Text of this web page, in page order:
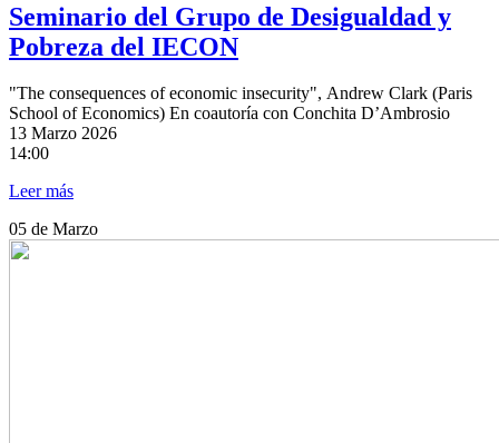
Seminario del Grupo de Desigualdad y
Pobreza del IECON
"The consequences of economic insecurity", Andrew Clark (Paris
School of Economics) En coautoría con Conchita D’Ambrosio
13 Marzo 2026
14:00
Leer más
05 de Marzo